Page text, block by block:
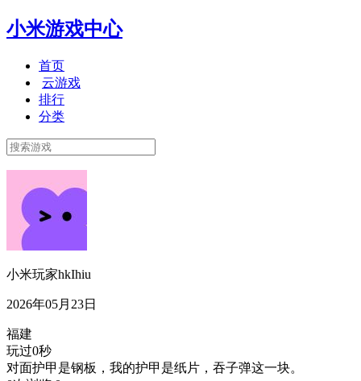
小米游戏中心
首页
云游戏
排行
分类
小米玩家hkIhiu
2026年05月23日
福建
玩过0秒
对面护甲是钢板，我的护甲是纸片，吞子弹这一块。